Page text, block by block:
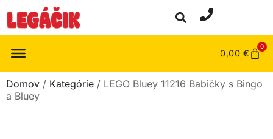
0,00 €
0
Domov / Kategórie / LEGO Bluey 11216 Babičky s Bingo
a Bluey